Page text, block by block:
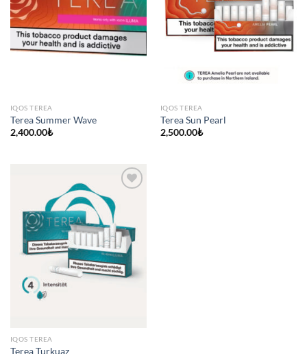
IQOS TEREA
Terea Summer Wave
2,400.00₺
IQOS TEREA
Terea Sun Pearl
2,500.00₺
IQOS TEREA
Terea Turkuaz